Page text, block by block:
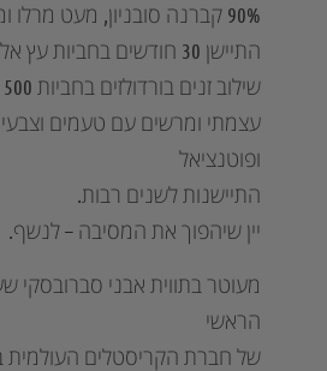
90% קברנה סובניון, מעט מרלו ומעט קברנה פרנק.
התיישן 30 חודשים בחביות עץ אלון צרפתיות חדשות.
שילוב זנים בורדולזים בחביות 500 ליטר שיצרו יין מוקפד
עצמתי ומרשים עם טעמים
ופוטנציאל
התיישנות לשנים רבות.
יין שיהפוך את המסיבה – לנשף.
מעוטר בתווית אבני סברובסקי
הראשי
של חברת הקריסטלים העולמית